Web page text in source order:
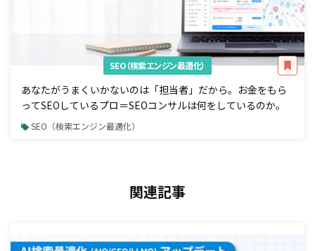
SEO（検索エンジン最適化）
あなたがうまくいかないのは「担当者」だから。お金をもら
ってSEOしているプロ＝SEOコンサルは何をしているのか。
SEO（検索エンジン最適化）
関連記事